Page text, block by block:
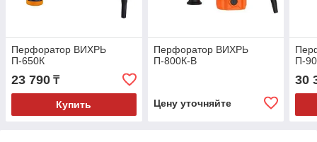
Перфоратор ВИХРЬ
П-650К
23 790 ₸
Купить
Перфоратор ВИХРЬ
П-800К-В
Цену уточняйте
П-
30